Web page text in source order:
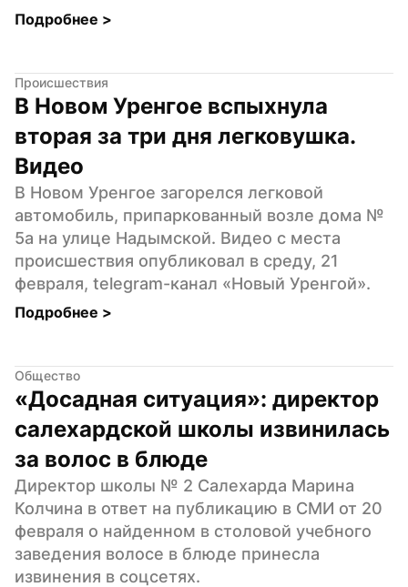
Подробнее >
Происшествия
В Новом Уренгое вспыхнула
вторая за три дня легковушка.
Видео
В Новом Уренгое загорелся легковой
автомобиль, припаркованный возле дома №
5а на улице Надымской. Видео с места
происшествия опубликовал в среду, 21
февраля, telegram-канал «Новый Уренгой».
Подробнее >
Общество
«Досадная ситуация»: директор
салехардской школы извинилась
за волос в блюде
Директор школы № 2 Салехарда Марина
Колчина в ответ на публикацию в СМИ от 20
февраля о найденном в столовой учебного
заведения волосе в блюде принесла
извинения в соцсетях.